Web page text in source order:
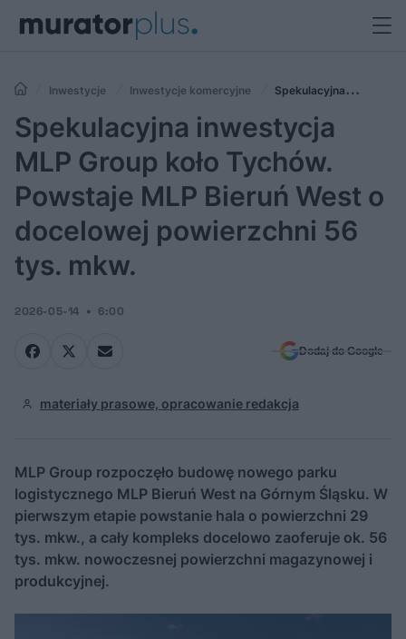
Inwestycje Inwestycje komercyjne
Spekulacyjna
inwestycja MLP Group koło Tychów. Powstaje MLP Bieruń West o
docelowej powierzchni 56 tys. mkw.
Spekulacyjna inwestycja
MLP Group koło Tychów.
Powstaje MLP Bieruń West o
docelowej powierzchni 56
tys. mkw.
2026-05-14 6:00
Dodaj do Google
materiały prasowe, opracowanie redakcja
MLP Group rozpoczęło budowę nowego parku
logistycznego MLP Bieruń West na Górnym Śląsku. W
pierwszym etapie powstanie hala o powierzchni 29
tys. mkw., a cały kompleks docelowo zaoferuje ok. 56
tys. mkw. nowoczesnej powierzchni magazynowej i
produkcyjnej.